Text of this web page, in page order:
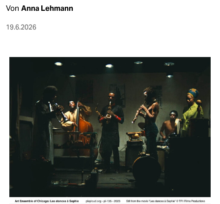
Von Anna Lehmann
19.6.2026